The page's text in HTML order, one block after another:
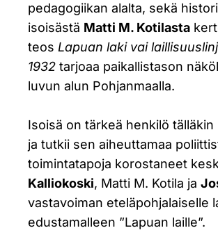
pedagogiikan alalta, sekä
isoisästä Matti M. Kotilasta
teos Lapuan laki vai
1932 tarjoaa paikallistason
luvun alun Pohjanmaalla.
Isoisä on tärkeä henkilö
ja tutkii sen aiheuttamaa
toimintatapoja korostaneet
Kalliokoski, Matti M. Kotila ja
vastavoiman eteläpohjalaiselle
edustamalleen ”Lapuan laille”.